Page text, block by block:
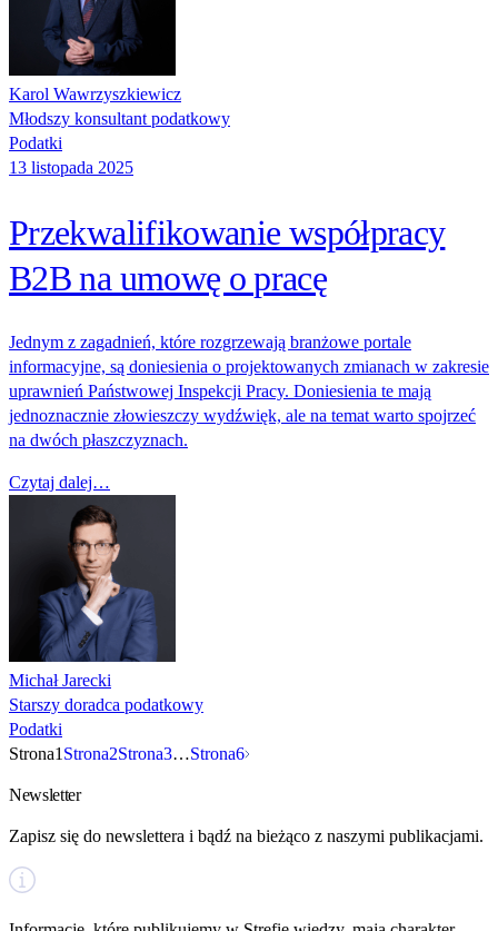
Karol Wawrzyszkiewicz
Młodszy konsultant podatkowy
Podatki
13 listopada 2025
Przekwalifikowanie współpracy
B2B na umowę o pracę
Jednym z zagadnień, które rozgrzewają branżowe portale
informacyjne, są doniesienia o projektowanych zmianach w zakresie
uprawnień Państwowej Inspekcji Pracy. Doniesienia te mają
jednoznacznie złowieszczy wydźwięk, ale na temat warto spojrzeć
na dwóch płaszczyznach.
Czytaj dalej…
Michał Jarecki
Starszy doradca podatkowy
Podatki
Nawigacja
po
wpisach
Strona1 Strona2Strona3…Strona6
Newsletter
Zapisz się do newslettera i bądź na bieżąco z naszymi publikacjami.